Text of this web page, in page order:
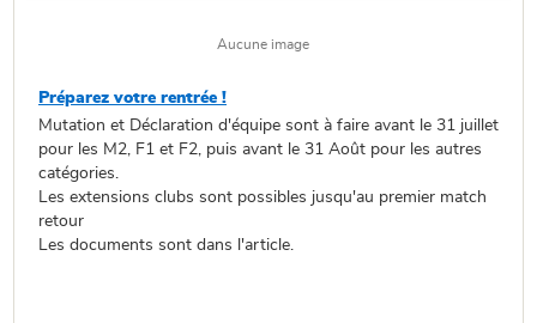
Aucune image
Préparez votre rentrée !
Mutation et Déclaration d'équipe sont à faire avant le 31 juillet
pour les M2, F1 et F2, puis avant le 31 Août pour les autres
catégories.
Les extensions clubs sont possibles jusqu'au premier match
retour
Les documents sont dans l'article.